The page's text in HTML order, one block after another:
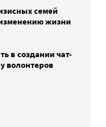
семей
жизни
в создании чат-
волонтеров